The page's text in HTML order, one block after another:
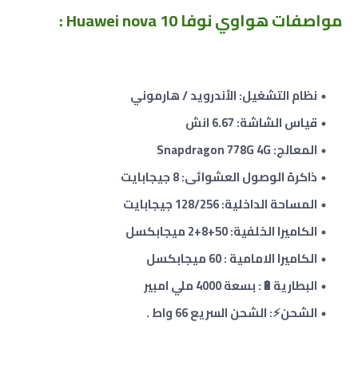
مواصفاتهواوي نوفا Huawei nova 10 :
نظام التشغيل: الأندرويد / هارموني
قياس الشاشة: 6.67 انش
المعالج: Snapdragon 778G 4G
ذاكرة الوصول العشوائى: 8 جيجابايت
المساحة الداخلية: 128/256 جيجابايت
الكاميرا الخلفية: 50
+8
+2 ميجابكسل
الكاميرا الامامية : 60 ميجابكسل
البطارية🔋: بسعة 4000 ملي امبير
الشحن⚡: الشحن السريع 66
واط.